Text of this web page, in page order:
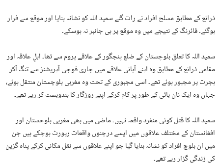
ذرائع کے مطابق مسلح افراد نے رات گئے سمید اللہ کو نشانہ بنایا اور موقع سے فرار
ہوگئے۔ فائرنگ کے نتیجے میں وہ موقع پر ہی جانبر نہ ہوسکے۔
سمید اللہ کا تعلق بلوچستان کے ضلع پنجگور کے علاقے پروم سے تھا۔ اہلِ علاقہ اور
مقامی ذرائع کے مطابق وہ اپنے آبائی علاقے میں جاری فوجی آپریشنز سے تنگ آکر
ہجرت پر مجبور ہوئے تھے۔ اسی مجبوری کے تحت وہ مغربی بلوچستان منتقل ہوئے،
جہاں وہ ایک نان بائی کے طور پر کام کرکے اپنے روزگار کا بندوبست کر رہے تھے۔
سمید اللہ کا قتل کوئی منفرد واقعہ نہیں۔ ماضی میں بھی مغربی بلوچستان اور
افغانستان کے مختلف علاقوں میں ایسے درجنوں واقعات رپورٹ ہوچکے ہیں جن
میں ان بلوچ افراد کو نشانہ بنایا گیا جو اپنے علاقوں سے نقل مکانی کرکے پناہ گزین
کی زندگی گزار رہے تھے۔